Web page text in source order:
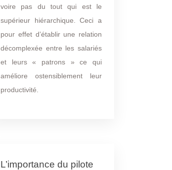
voire pas du tout qui est le
supérieur hiérarchique. Ceci a
pour effet d’établir une relation
décomplexée entre les salariés
et leurs « patrons » ce qui
améliore ostensiblement leur
productivité.
L’importance du pilote